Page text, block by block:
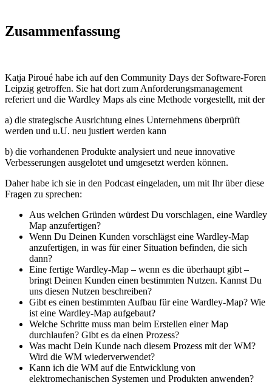
Zusammenfassung
Katja Piroué habe ich auf den Community Days der Software-Foren
Leipzig getroffen. Sie hat dort zum Anforderungsmanagement
referiert und die Wardley Maps als eine Methode vorgestellt, mit der
a) die strategische Ausrichtung eines Unternehmens überprüft
werden und u.U. neu justiert werden kann
b) die vorhandenen Produkte analysiert und neue innovative
Verbesserungen ausgelotet und umgesetzt werden können.
Daher habe ich sie in den Podcast eingeladen, um mit Ihr über diese
Fragen zu sprechen:
Aus welchen Gründen würdest Du vorschlagen, eine Wardley
Map anzufertigen?
Wenn Du Deinen Kunden vorschlägst eine Wardley-Map
anzufertigen, in was für einer Situation befinden, die sich
dann?
Eine fertige Wardley-Map – wenn es die überhaupt gibt –
bringt Deinen Kunden einen bestimmten Nutzen. Kannst Du
uns diesen Nutzen beschreiben?
Gibt es einen bestimmten Aufbau für eine Wardley-Map? Wie
ist eine Wardley-Map aufgebaut?
Welche Schritte muss man beim Erstellen einer Map
durchlaufen? Gibt es da einen Prozess?
Was macht Dein Kunde nach diesem Prozess mit der WM?
Wird die WM wiederverwendet?
Kann ich die WM auf die Entwicklung von
elektromechanischen Systemen und Produkten anwenden?